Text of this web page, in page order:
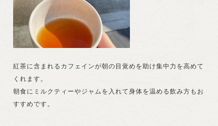
紅茶に含まれるカフェインが朝の目覚めを助け集中力を高めて
くれます。
朝食にミルクティーやジャムを入れて身体を温める飲み方もお
すすめです。